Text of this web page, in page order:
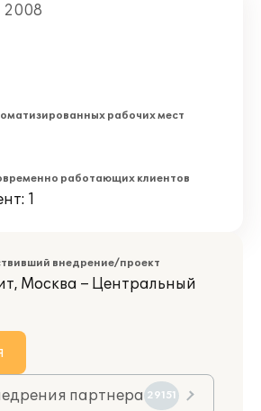
2008
рабочих мест
работающих клиентов
1
внедрение/проект
Москва – Центральный
партнера 29151